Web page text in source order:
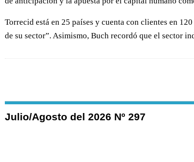
Torrecid está en 25 países y cuenta con clientes en
de su sector”. Asimismo, Buch recordó que el sector
Julio/Agosto del 2026 Nº 297